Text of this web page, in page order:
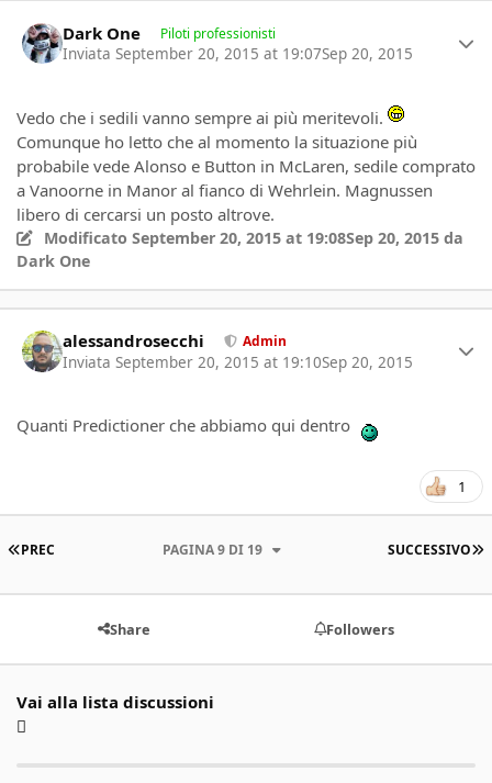
Dark One Piloti professionisti
Inviata September 20, 2015 at 19:07Sep 20, 2015
Vedo che i sedili vanno sempre ai più meritevoli.
Comunque ho letto che al momento la situazione più
probabile vede Alonso e Button in McLaren, sedile comprato
a Vanoorne in Manor al fianco di Wehrlein. Magnussen
libero di cercarsi un posto altrove.
ModificatoSeptember 20, 2015 at 19:08Sep 20, 2015 da
Dark One
alessandrosecchi Admin
Inviata September 20, 2015 at 19:10Sep 20, 2015
Quanti Predictioner che abbiamo qui dentro
1
PRIMA PAGINA
PREC SUCCESSIVO
PAGINA 9 DI 19
Share Followers
Vai alla lista discussioni